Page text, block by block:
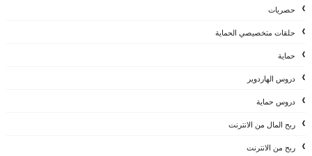
حصريات
حلقات متخصيصي الحماية
حماية
دروس الهاردوير
دروس حماية
ربح المال من الانترنت
ربح من الانترنت